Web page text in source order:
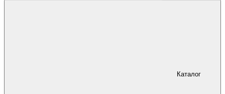
Каталог